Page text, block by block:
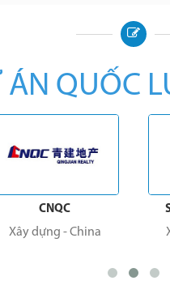
ÁN QUỐC
-China
SHIMIZU
Xây dựng